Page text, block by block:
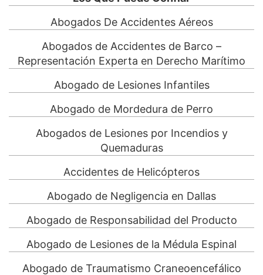
Abogados De Accidentes Aéreos
Abogados de Accidentes de Barco –
Representación Experta en Derecho Marítimo
Abogado de Lesiones Infantiles
Abogado de Mordedura de Perro
Abogados de Lesiones por Incendios y
Quemaduras
Accidentes de Helicópteros
Abogado de Negligencia en Dallas
Abogado de Responsabilidad del Producto
Abogado de Lesiones de la Médula Espinal
Abogado de Traumatismo Craneoencefálico